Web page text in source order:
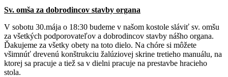
Sv. omša za dobrodincov stavby organa
V sobotu 30.mája o 18:30 budeme v našom kostole sláviť sv. omšu
za všetkých podporovateľov a dobrodincov stavby nášho organa.
Ďakujeme za všetky obety na toto dielo. Na chóre si môžete
všimnúť drevenú konštrukciu žalúziovej skrine tretieho manuálu, na
ktorej sa pracuje a tiež sa v dielni pracuje na prestavbe hracieho
stola.